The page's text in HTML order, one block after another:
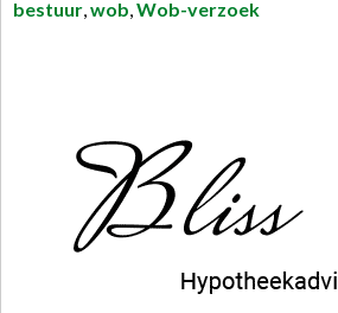
bestuur,wob,Wob-verzoek